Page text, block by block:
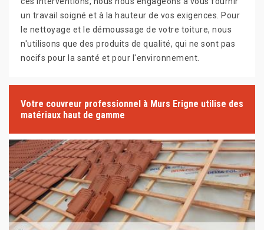
un travail soigné et à la hauteur de vos exigences. Pour
le nettoyage et le démoussage de votre toiture, nous
n'utilisons que des produits de qualité, qui ne sont pas
nocifs pour la santé et pour l'environnement.
Votre couvreur professionnel à Murs Erigne utilise des
matériaux haut de gamme